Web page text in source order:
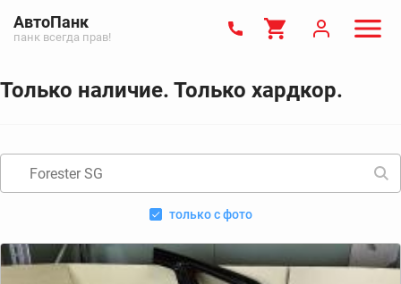
АвтоПанк
панк всегда прав!
Только наличие. Только хардкор.
только с фото